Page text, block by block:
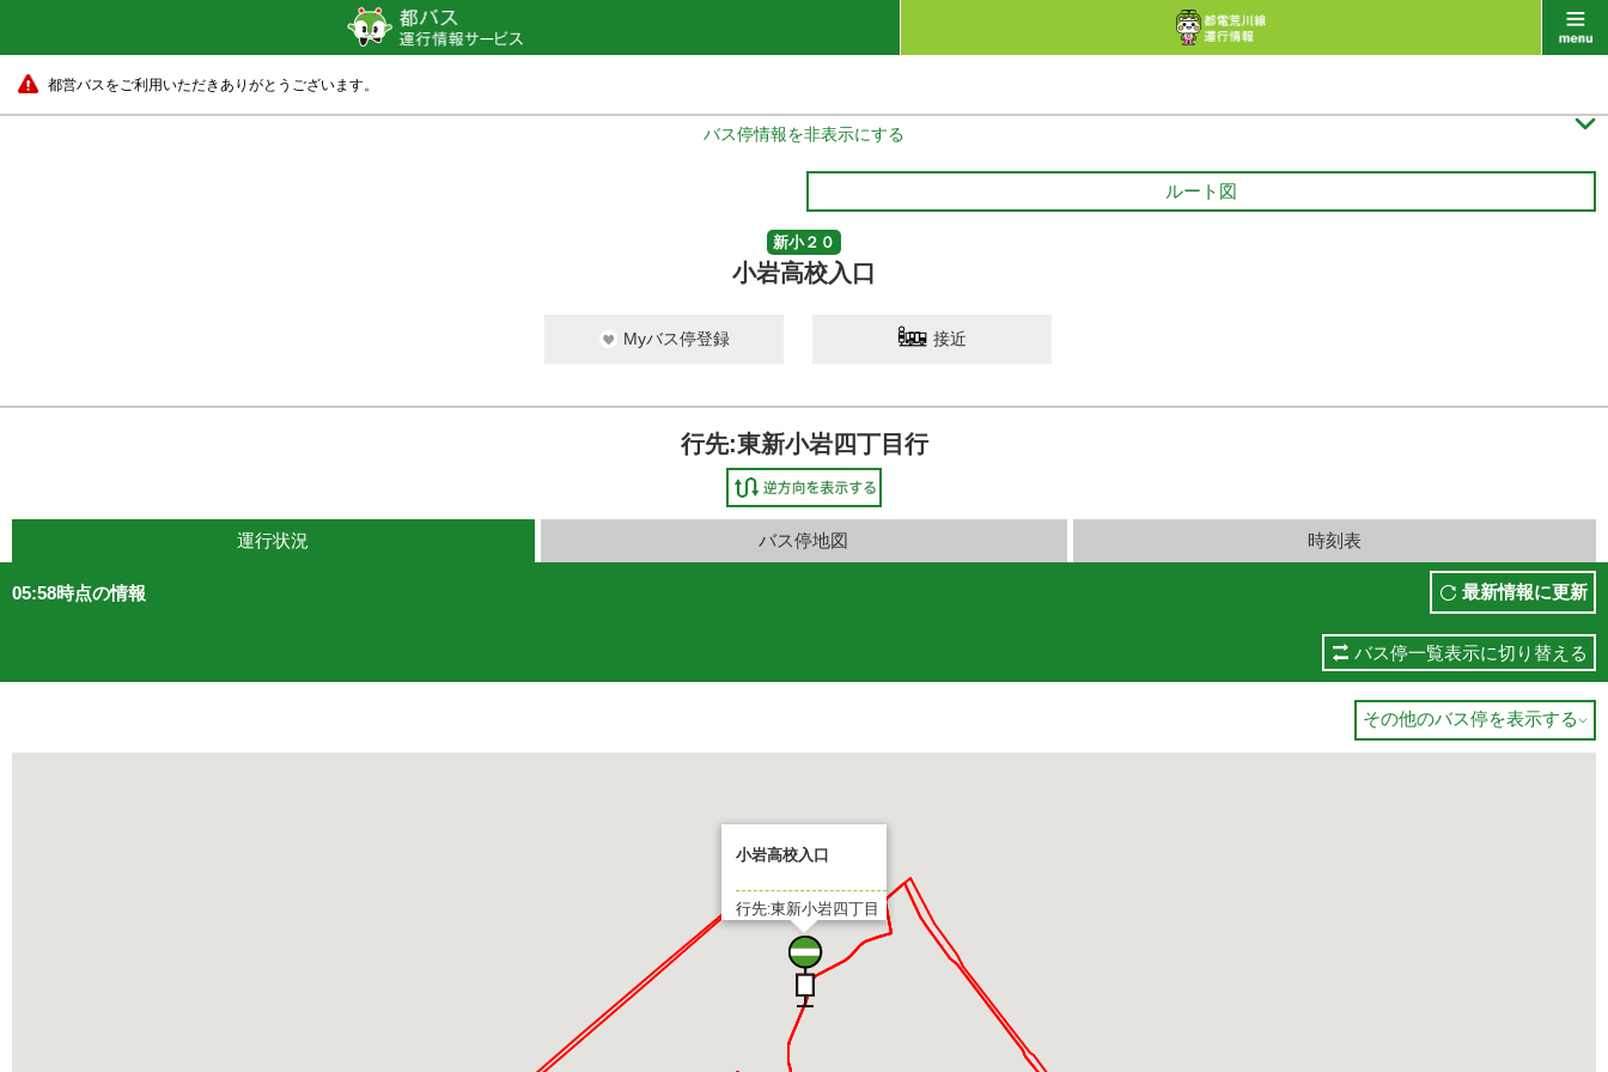
都営バスをご利用いただきありがとうございます。
バス停情報を非表示にする 
ルート図
新小２０
小岩高校入口
Myバス停登録 接近
行先:東新小岩四丁目行
運行状況 バス停地図 時刻表
05:58時点の情報 最新情報に更新
バス停一覧表示に切り替える
その他のバス停を表示する 
小岩高校入口
行先:東新小岩四丁目